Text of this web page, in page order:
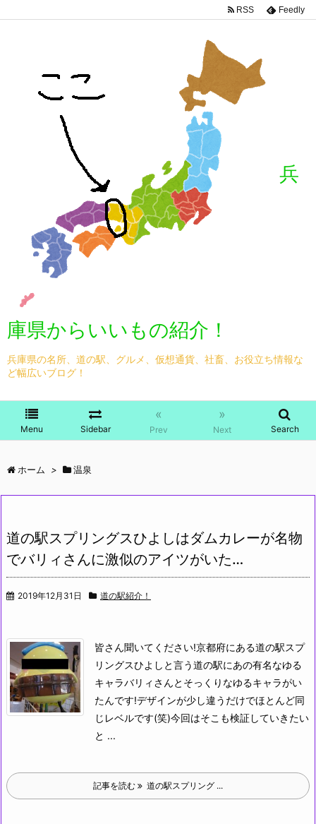
兵
庫県からいいもの紹介！
兵庫県の名所、道の駅、グルメ、仮想通貨、社畜、お役立ち情報な
ど幅広いブログ！
Menu Sidebar
«
Prev
»
Next Search
RSS Feedly
ホーム > 温泉
道の駅スプリングスひよしはダムカレーが名物
でバリィさんに激似のアイツがいた…
2019年12月31日 道の駅紹介！
皆さん聞いてください!京都府にある道の駅スプ
リングスひよしと言う道の駅にあの有名なゆる
キャラバリィさんとそっくりなゆるキャラがい
たんです!デザインが少し違うだけでほとんど同
じレベルです(笑)今回はそこも検証していきたい
と ...
記事を読む 道の駅スプリング ...